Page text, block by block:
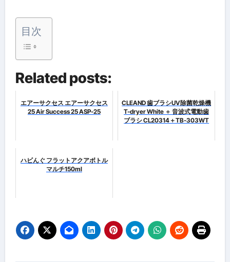
目次
Related posts:
エアーサクセス エアーサクセス
25 Air Success 25 ASP-25
CLEAND 歯ブラシUV除菌乾燥機
T-dryer White ＋ 音波式電動歯
ブラシ CL20314＋TB-303WT
ハビんぐ フラットアクアボトル
マルチ150ml